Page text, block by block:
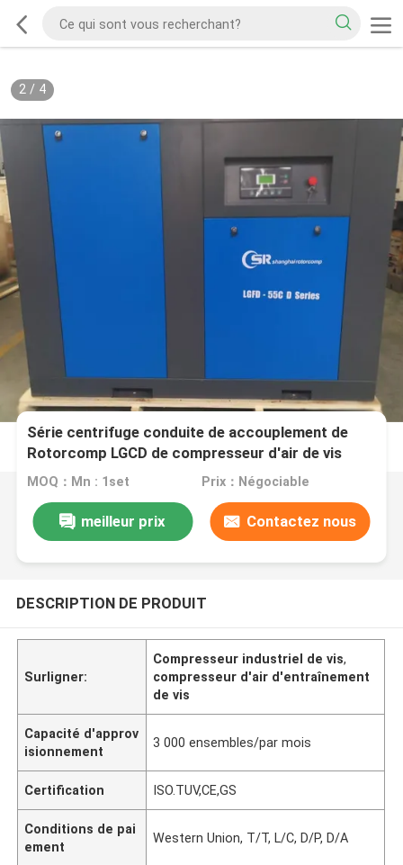
2/ 4
Série centrifuge conduite de accouplement de
Rotorcomp LGCD de compresseur d'air de vis
MOQ：Mn : 1set Prix：Négociable
meilleur prix Contactez nous
DESCRIPTION DE PRODUIT
Surligner:
Compresseur industriel de vis,
compresseur d'air d'entraînement
de vis
Capacité d'approv
isionnement
3 000 ensembles/par mois
Certification ISO.TUV,CE,GS
Conditions de pai
ement
Western Union, T/T, L/C, D/P, D/A